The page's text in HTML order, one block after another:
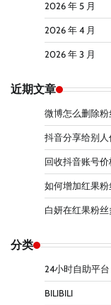
2026 年 5 月
2026 年 4 月
2026 年 3 月
近期文章
微博怎么删除
抖音分享给别
回收抖音账号
如何增加红果粉
白妍在红果粉
分类
24小时自助平台
BILIBILI